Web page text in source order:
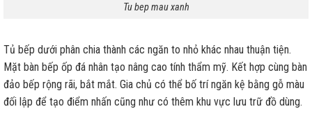
Tu bep mau xanh
Tủ bếp dưới phân chia thành các ngăn to nhỏ khác nhau thuận tiện.
Mặt bàn bếp ốp đá nhân tạo nâng cao tính thẩm mỹ. Kết hợp cùng bàn
đảo bếp rộng rãi, bắt mắt. Gia chủ có thể bố trí ngăn kệ bằng gỗ màu
đối lập để tạo điểm nhấn cũng như có thêm khu vực lưu trữ đồ dùng.